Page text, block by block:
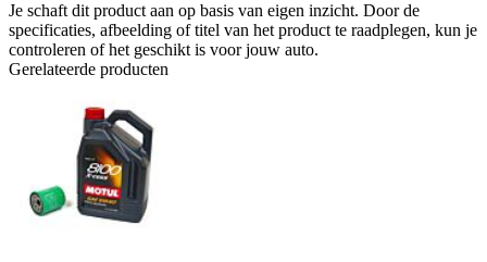
Je schaft dit product aan op basis van eigen inzicht. Door de
specificaties, afbeelding of titel van het product te raadplegen, kun je
controleren of het geschikt is voor jouw auto.
Gerelateerde producten